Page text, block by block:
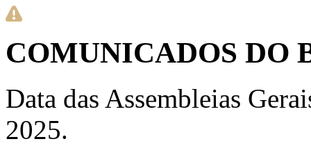
COMUNICADOS DO
Data das Assembleias
2025.